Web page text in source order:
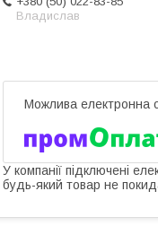
Владислав
У компанії підключені
будь-який товар не